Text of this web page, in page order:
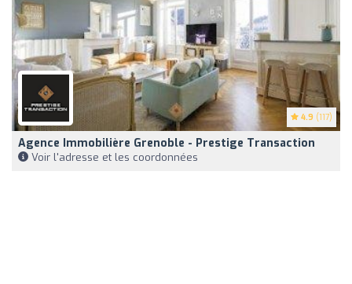
4.9 (117)
Agence Immobilière Grenoble - Prestige Transaction
Voir l'adresse et les coordonnées